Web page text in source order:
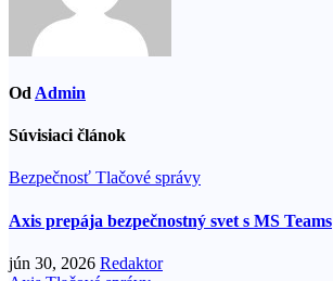
Od Admin
Súvisiaci článok
Bezpečnosť Tlačové správy
Axis prepája bezpečnostný svet s MS Teams
jún 30, 2026 Redaktor